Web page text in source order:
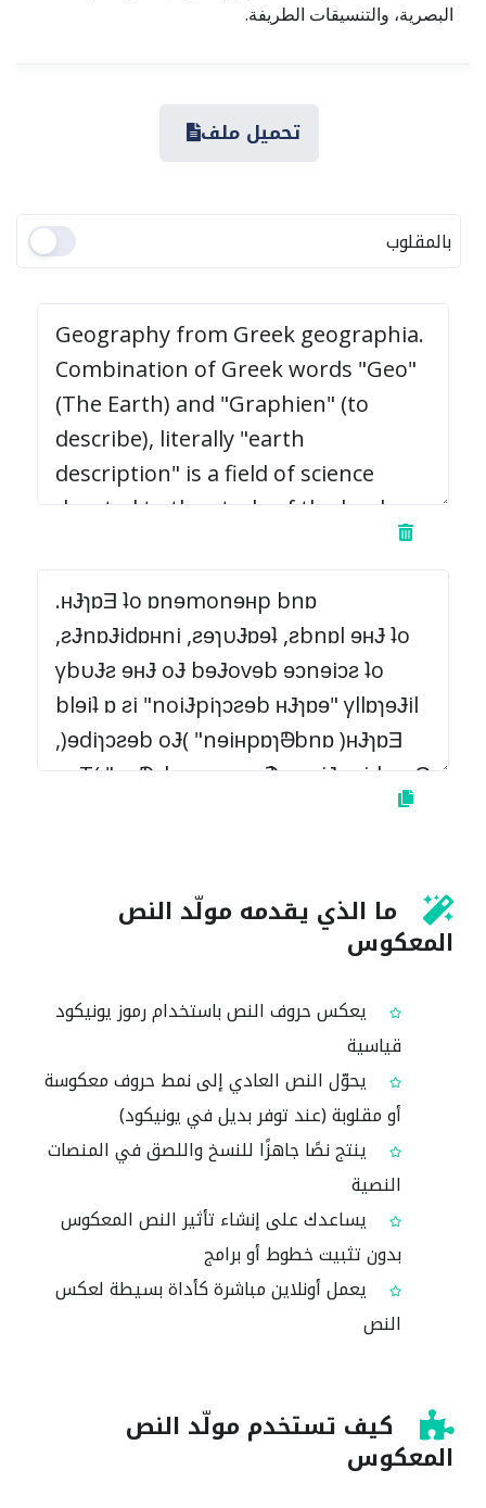
البصرية، والتنسيقات الطريفة.
تحميل ملف
بالمقلوب
ما الذي يقدمه مولّد النص
المعكوس
يعكس حروف النص باستخدام رموز يونيكود
قياسية
يحوّل النص العادي إلى نمط حروف معكوسة
أو مقلوبة (عند توفر بديل في يونيكود)
ينتج نصًا جاهزًا للنسخ واللصق في المنصات
النصية
يساعدك على إنشاء تأثير النص المعكوس
بدون تثبيت خطوط أو برامج
يعمل أونلاين مباشرة كأداة بسيطة لعكس
النص
كيف تستخدم مولّد النص
المعكوس